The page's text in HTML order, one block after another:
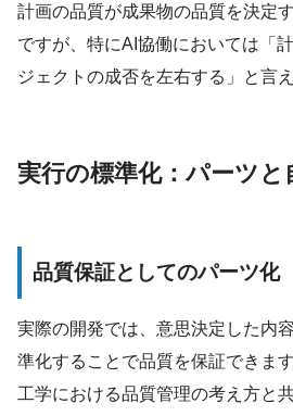
計画の品質が成果物の品質を決定
ですが、特にAI協働においては「
ジェクトの成否を左右する」と言
実行の標準化：パーツと
品質保証としてのパーツ化
実際の開発では、意思決定した内
準化することで品質を保証できま
工学における品質管理の考え方と